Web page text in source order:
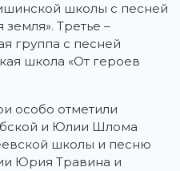
школы с песней
Третье –
группа с песней
школа «От героев
особо отметили
и Юлии Шлома
школы и песню
Юрия Травина и